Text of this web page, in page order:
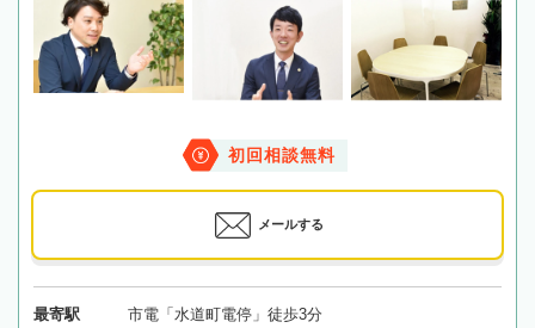
初回相談無料
メールする
最寄駅 市電「水道町電停」徒歩3分